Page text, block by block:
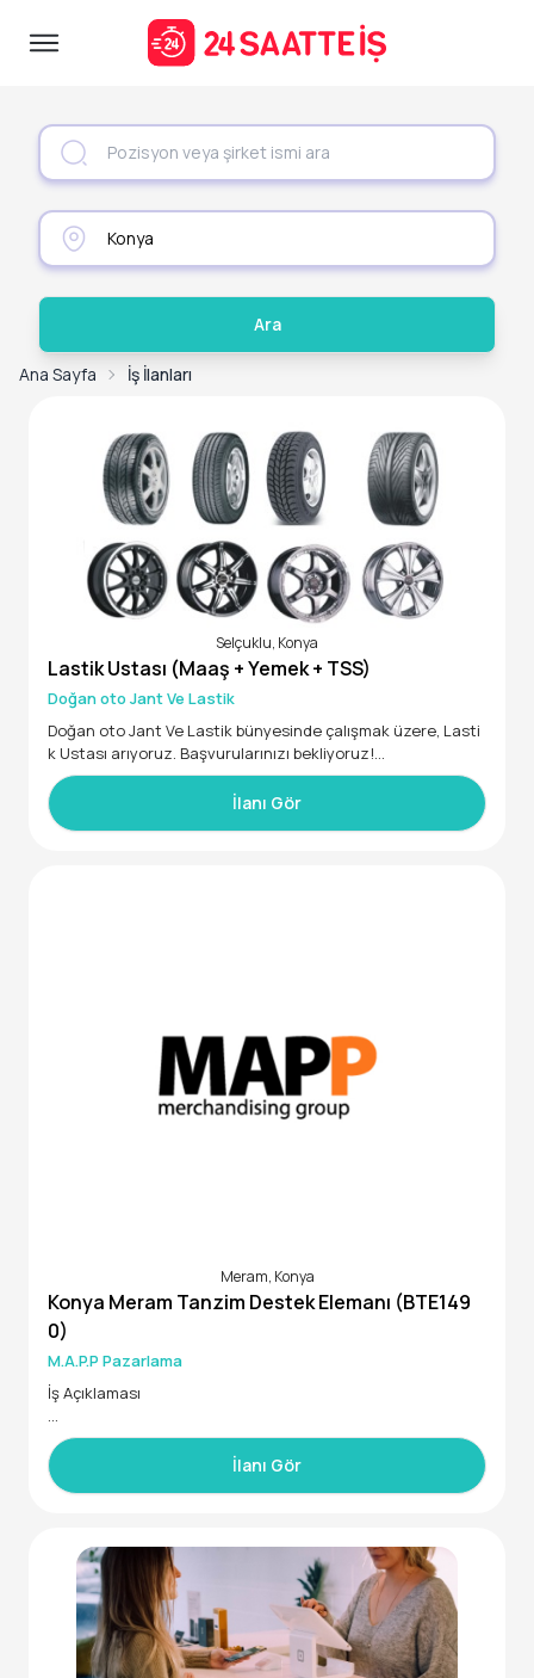
Ara
Ana Sayfa İş İlanları
Selçuklu, Konya
Lastik Ustası (Maaş + Yemek + TSS)
Doğan oto Jant Ve Lastik
Doğan oto Jant Ve Lastik bünyesinde çalışmak üzere, Lasti
k Ustası arıyoruz. Başvurularınızı bekliyoruz!
İlanı Gör
Meram, Konya
Konya Meram Tanzim Destek Elemanı (BTE149
0)
M.A.P.P Pazarlama
İş Açıklaması
Market, Bakkal ve Benzin İstasyonu gibi mağazalarda, hizm
et verdiğimiz uluslararası bir FMCG firmasının ürünlerinin st
ok ve dizilim kontrolünü yapacak, perakendeciye ürünler h
İstenen Yetenek ve Uzmanlıklar
Kişisel görünümüne önem veren, iletişimi güçlü,18-35 yaş ar
alığında, en az lise mezunu veya üniversite öğrencisi adayl
arın başvurularını bekliyoruz.
İlanı Gör